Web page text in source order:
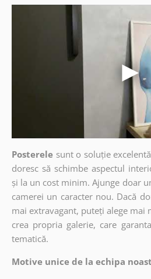
Posterele sunt o soluție
doresc să schimbe aspectul
și la un cost minim. Ajunge doar
camerei un caracter nou. Dacă
mai extravagant, puteți alege mai
crea propria galerie, care
tematică.
Motive unice de la echipa